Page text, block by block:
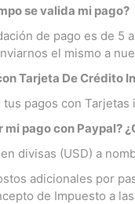
se valida mi pago?
de pago es de 5
el mismo a
Tarjeta De Crédito
pagos con
mi pago con Paypal?
divisas (USD) a
adicionales por
de Impuesto a